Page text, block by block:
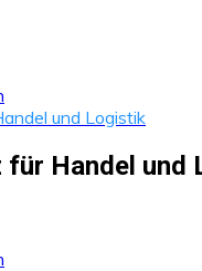
und Logistik
für Handel und